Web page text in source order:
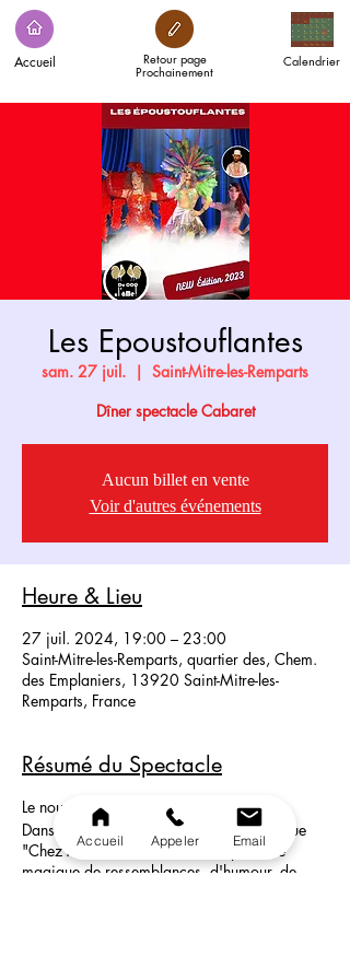
Accueil Calendrier
Retour page
Prochainement
Les Epoustouflantes
sam. 27 juil.
  |
Saint-Mitre-les-Remparts
Dîner spectacle Cabaret
Aucun billet en vente
Voir d'autres événements
Heure & Lieu
27 juil. 2024, 19:00 – 23:00
Saint-Mitre-les-Remparts, quartier des, Chem.
des Emplaniers, 13920 Saint-Mitre-les-
Remparts, France
Résumé du Spectacle
Le nouveau Spectacle Du Coq à l’Âme!
Dans la pure tradition des cabarets tels que
"Chez Michou", découvrez un spectacle
magique de ressemblances, d'humour, de
Accueil Appeler Email